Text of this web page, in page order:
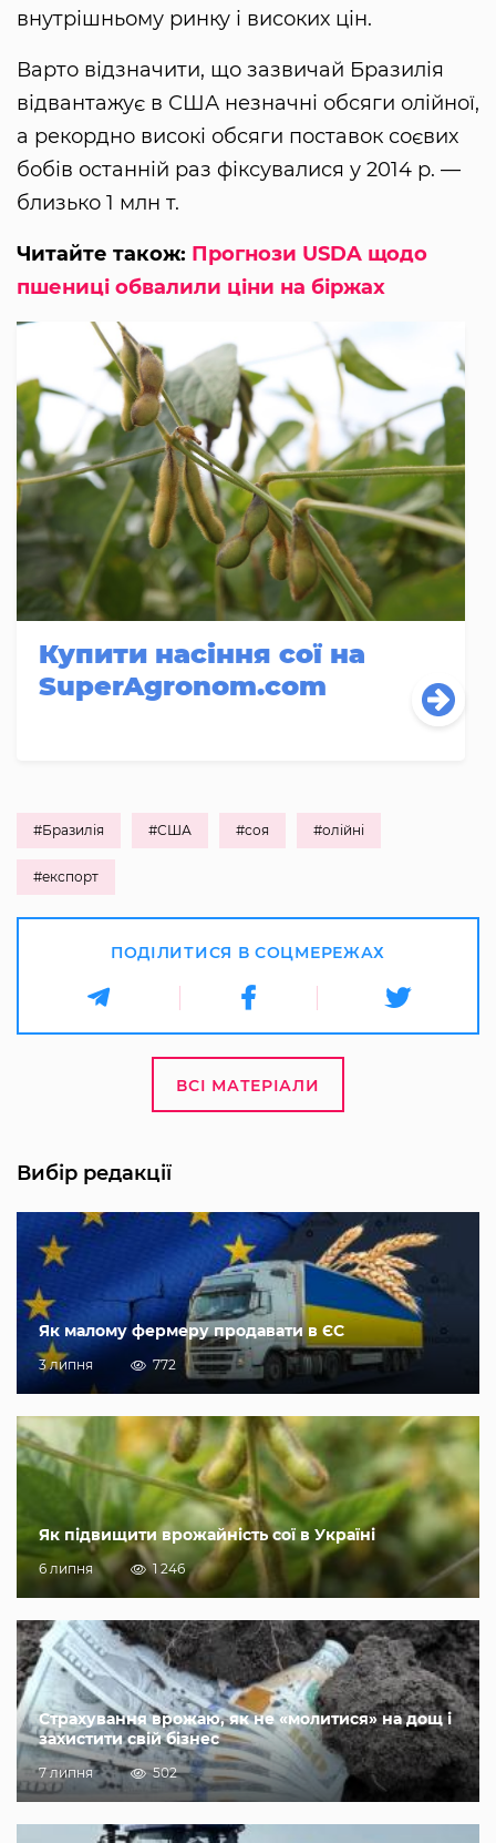
внутрішньому ринку і високих цін.
Варто відзначити, що зазвичай Бразилія
відвантажує в США незначні обсяги олійної,
а рекордно високі обсяги поставок соєвих
бобів останній раз фіксувалися у 2014 р. —
близько 1 млн т.
Читайте також: Прогнози USDA щодо
пшениці обвалили ціни на біржах
Купити насіння сої на
SuperAgronom.com
#Бразилія #США #соя #олійні
#експорт
ПОДІЛИТИСЯ В СОЦМЕРЕЖАХ
ВСІ МАТЕРІАЛИ
Вибір редакції
Як малому фермеру продавати в ЄС
3 липня 772
Як підвищити врожайність сої в Україні
6 липня 1 246
Страхування врожаю, як не «молитися» на дощ і
захистити свій бізнес
7 липня 502